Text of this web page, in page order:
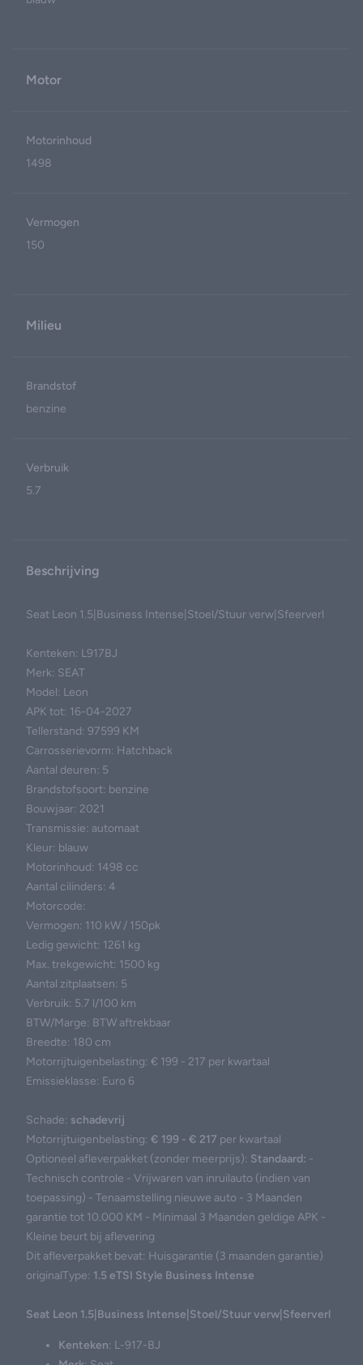
Motor
Motorinhoud
1498
Vermogen
150
Milieu
Brandstof
benzine
Verbruik
5.7
Beschrijving
Seat Leon 1.5|Business Intense|Stoel/Stuur verw|Sfeerverl
Kenteken: L917BJ
Merk: SEAT
Model: Leon
APK tot: 16-04-2027
Tellerstand: 97599 KM
Carrosserievorm: Hatchback
Aantal deuren: 5
Brandstofsoort: benzine
Bouwjaar: 2021
Transmissie: automaat
Kleur: blauw
Motorinhoud: 1498 cc
Aantal cilinders: 4
Motorcode:
Vermogen: 110 kW / 150pk
Ledig gewicht: 1261 kg
Max. trekgewicht: 1500 kg
Aantal zitplaatsen: 5
Verbruik: 5.7 l/100 km
BTW/Marge: BTW aftrekbaar
Breedte: 180 cm
Motorrijtuigenbelasting: € 199 - 217 per kwartaal
Emissieklasse: Euro 6
Schade: schadevrij
Motorrijtuigenbelasting: € 199 - € 217 per kwartaal
Optioneel afleverpakket (zonder meerprijs): Standaard: -
Technisch controle - Vrijwaren van inruilauto (indien van
toepassing) - Tenaamstelling nieuwe auto - 3 Maanden
garantie tot 10.000 KM - Minimaal 3 Maanden geldige APK -
Kleine beurt bij aflevering
Dit afleverpakket bevat: Huisgarantie (3 maanden garantie)
originalType: 1.5 eTSI Style Business Intense
Seat Leon 1.5|Business Intense|Stoel/Stuur verw|Sfeerverl
Kenteken: L-917-BJ